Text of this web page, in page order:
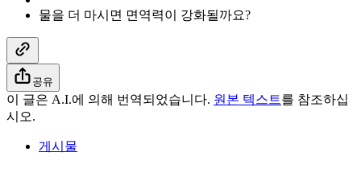
물을 더 마시면 면역력이 강화될까요?
공유
이 글은 A.I.에 의해 번역되었습니다. 원본 텍스트를 참조하십
시오.
게시물